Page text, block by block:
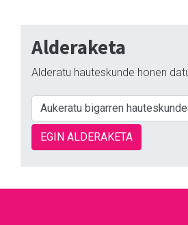
Alderaketa
Alderatu hauteskunde honen
EGIN ALDERAKETA